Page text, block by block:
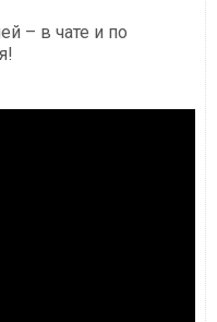
– в чате и по